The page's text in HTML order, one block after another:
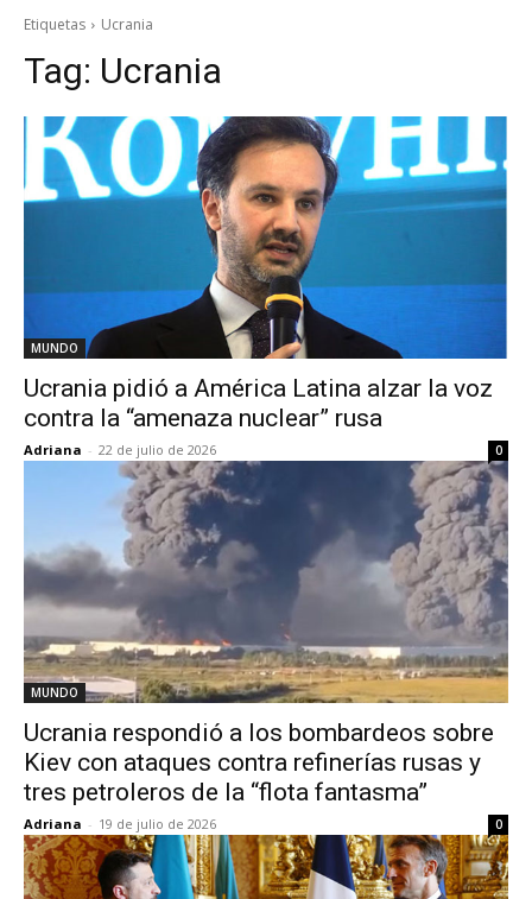
Etiquetas Ucrania
Tag: Ucrania
MUNDO
Ucrania pidió a América Latina alzar la voz
contra la “amenaza nuclear” rusa
Adriana - 22 de julio de 2026 0
MUNDO
Ucrania respondió a los bombardeos sobre
Kiev con ataques contra refinerías rusas y
tres petroleros de la “flota fantasma”
Adriana - 19 de julio de 2026 0